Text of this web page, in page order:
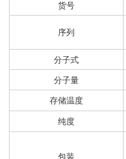
货号
序列
分子式
分子量
存储温度
纯度
包装